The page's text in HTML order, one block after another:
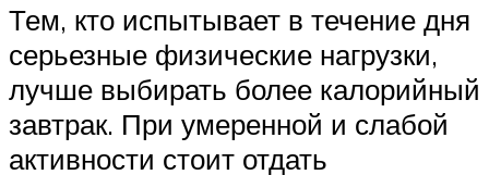
Тем, кто испытывает в течение дня
серьезные физические нагрузки,
лучше выбирать более калорийный
завтрак. При умеренной и слабой
активности стоит отдать